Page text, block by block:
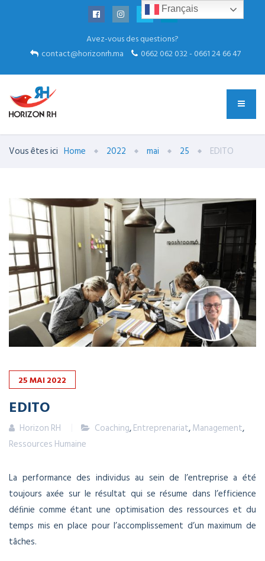
Avez-vous des questions?
contact@horizonrh.ma
0662 062 032 - 0661 24 66 47
Vous êtes ici Home 2022 mai 25 EDITO
25MAI2022
EDITO
Horizon RH Coaching,Entreprenariat,Management,
Ressources Humaine
La performance des individus au sein de l’entreprise a été
toujours axée sur le résultat qui se résume dans l’efficience
déﬁnie comme étant une optimisation des ressources et du
temps mis en place pour l’accomplissement d’un maximum de
tâches.
Français